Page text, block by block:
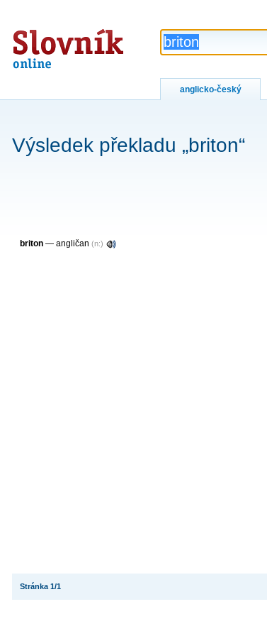
Slovník
online
anglicko-český
Výsledek překladu „briton“
briton — angličan (n:)
Stránka 1/1